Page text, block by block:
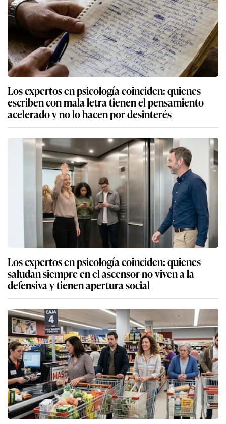
Los expertos en psicología coinciden: quienes
escriben con mala letra tienen el pensamiento
acelerado y no lo hacen por desinterés
Los expertos en psicología coinciden: quienes
saludan siempre en el ascensor no viven a la
defensiva y tienen apertura social